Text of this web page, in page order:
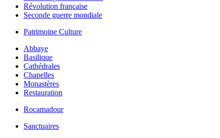
Révolution française
Seconde guerre mondiale
Patrimoine Culture
Abbaye
Basilique
Cathédrales
Chapelles
Monastères
Restauration
Rocamadour
Sanctuaires